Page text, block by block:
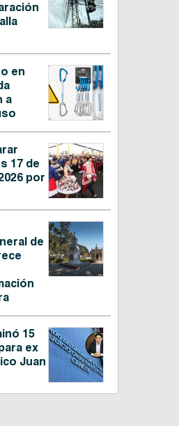
en
a
17 de
por
de
15
ex
Juan